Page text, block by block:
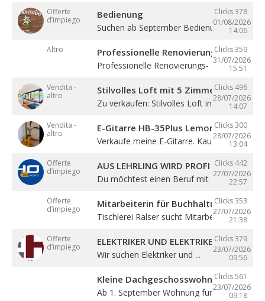
Offerte
d’impiego
Clicks 378
01/08/2026
14:06
Bedienung
Suchen ab September Bedienung in
Altro
Clicks 359
31/07/2026
15:51
Professionelle Renovierung
Professionelle Renovierungs- &
Vendita -
altro
Clicks 496
28/07/2026
14:07
Stilvolles Loft mit 5 Zimmern
Zu verkaufen: Stilvolles Loft in Sterzing! ...
Vendita -
altro
Clicks 300
28/07/2026
13:04
E-Gitarre HB-35Plus Lemon
Verkaufe meine E-Gitarre. Kaum gespielt, ...
Offerte
d’impiego
Clicks 442
27/07/2026
22:57
AUS LEHRLING WIRD PROFI – STARTE
Du möchtest einen Beruf mit Zukunft
Offerte
d’impiego
Clicks 353
27/07/2026
21:38
Mitarbeiterin für Buchhaltung (m/w/d)
Tischlerei Ralser sucht Mitarbeiterin für ...
Offerte
d’impiego
Clicks 379
23/07/2026
09:56
ELEKTRIKER UND ELEKTRIKERLEHRLING
Wir suchen Elektriker und ...
Clicks 561
23/07/2026
09:18
Kleine Dachgeschosswohnung mit
Ab 1. September Wohnung für eine Person